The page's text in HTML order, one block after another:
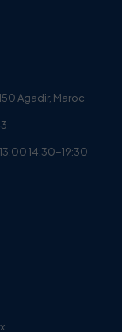
Agadir, Maroc
14:30-19:30